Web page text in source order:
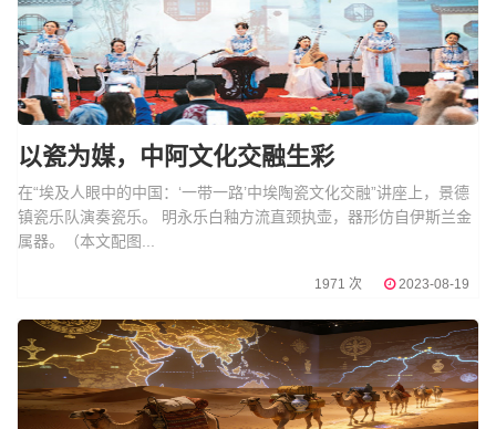
以瓷为媒，中阿文化交融生彩
在“埃及人眼中的中国：‘一带一路’中埃陶瓷文化交融”讲座上，景德
镇瓷乐队演奏瓷乐。 明永乐白釉方流直颈执壶，器形仿自伊斯兰金
属器。（本文配图...
1971 次 2023-08-19